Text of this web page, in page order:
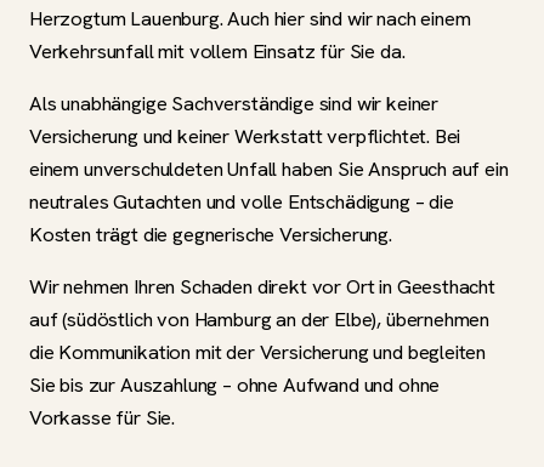
Herzogtum Lauenburg. Auch hier sind wir nach einem
Verkehrsunfall mit vollem Einsatz für Sie da.
Als unabhängige Sachverständige sind wir keiner
Versicherung und keiner Werkstatt verpflichtet. Bei
einem unverschuldeten Unfall haben Sie Anspruch auf ein
neutrales Gutachten und volle Entschädigung – die
Kosten trägt die gegnerische Versicherung.
Wir nehmen Ihren Schaden direkt vor Ort in Geesthacht
auf (südöstlich von Hamburg an der Elbe), übernehmen
die Kommunikation mit der Versicherung und begleiten
Sie bis zur Auszahlung – ohne Aufwand und ohne
Vorkasse für Sie.